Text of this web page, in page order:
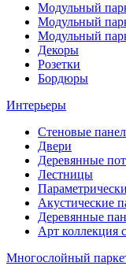
Модульный
Модульный
Модульный
Декоры
Розетки
Бордюры
Интерьеры
Стеновые
Двери
Деревянные
Лестницы
Акустические
Деревянные
Арт коллекция
Многослойный